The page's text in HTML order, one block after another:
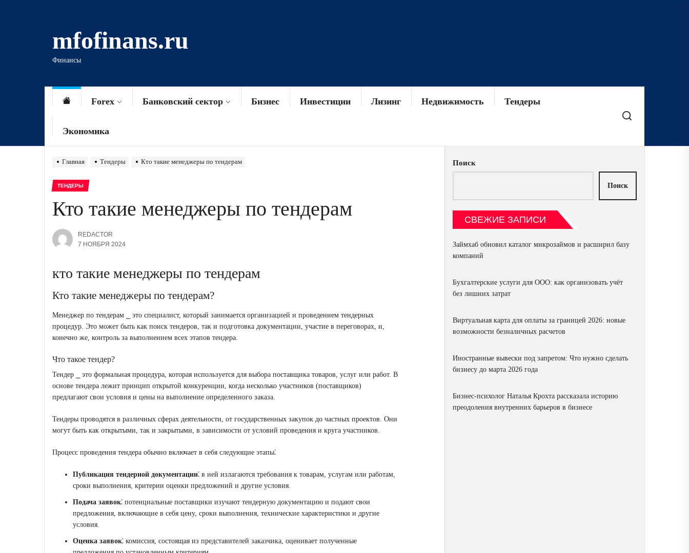
mfofinans.ru
Финансы
Forex Банковский сектор Бизнес Инвестиции Лизинг Недвижимость Тендеры
Экономика
Главная Тендеры Кто такие менеджеры по тендерам
ТЕНДЕРЫ
Кто такие менеджеры по тендерам
REDACTOR
7 НОЯБРЯ 2024
кто такие менеджеры по тендерам
Кто такие менеджеры по тендерам?
Менеджер по тендерам ⎯ это специалист, который занимается организацией и проведением тендерных
процедур. Это может быть как поиск тендеров, так и подготовка документации, участие в переговорах, и,
конечно же, контроль за выполнением всех этапов тендера.
Что такое тендер?
Тендер ⎯ это формальная процедура, которая используется для выбора поставщика товаров, услуг или работ. В
основе тендера лежит принцип открытой конкуренции, когда несколько участников (поставщиков)
предлагают свои условия и цены на выполнение определенного заказа.
Тендеры проводятся в различных сферах деятельности, от государственных закупок до частных проектов. Они
могут быть как открытыми, так и закрытыми, в зависимости от условий проведения и круга участников.
Процесс проведения тендера обычно включает в себя следующие этапы⁚
Публикация тендерной документации⁚ в ней излагаются требования к товарам, услугам или работам,
сроки выполнения, критерии оценки предложений и другие условия.
Подача заявок⁚ потенциальные поставщики изучают тендерную документацию и подают свои
предложения, включающие в себя цену, сроки выполнения, технические характеристики и другие
условия.
Оценка заявок⁚ комиссия, состоящая из представителей заказчика, оценивает полученные
Поиск
Поиск
СВЕЖИЕ ЗАПИСИ
Займхаб обновил каталог микрозаймов и расширил базу
компаний
Бухгалтерские услуги для ООО: как организовать учёт
без лишних затрат
Виртуальная карта для оплаты за границей 2026: новые
возможности безналичных расчетов
Иностранные вывески под запретом: Что нужно сделать
бизнесу до марта 2026 года
Бизнес-психолог Наталья Крохта рассказала историю
преодоления внутренних барьеров в бизнесе